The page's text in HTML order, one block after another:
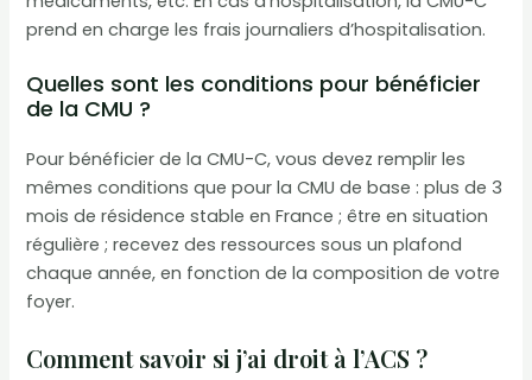
prend en charge les frais journaliers d’hospitalisation.
Quelles sont les conditions pour bénéficier
de la CMU ?
Pour bénéficier de la CMU-C, vous devez remplir les
mêmes conditions que pour la CMU de base : plus de 3
mois de résidence stable en France ; être en situation
régulière ; recevez des ressources sous un plafond
chaque année, en fonction de la composition de votre
foyer.
Comment savoir si j’ai droit à l’ACS ?